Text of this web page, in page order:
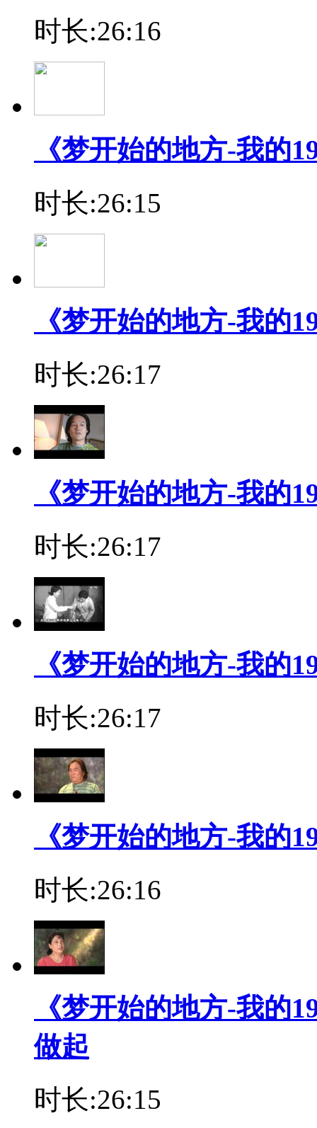
时长:26:16
《梦开始的地方-我的
时长:26:15
《梦开始的地方-我的
时长:26:17
《梦开始的地方-我的
时长:26:17
《梦开始的地方-我的
时长:26:17
《梦开始的地方-我的
时长:26:16
《梦开始的地方-我的
做起
时长:26:15